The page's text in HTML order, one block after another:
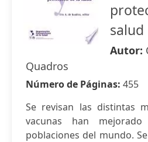
salud
Autor:
Quadros
Número de Páginas: 455
Se revisan las distintas
vacunas han
poblaciones del mundo.